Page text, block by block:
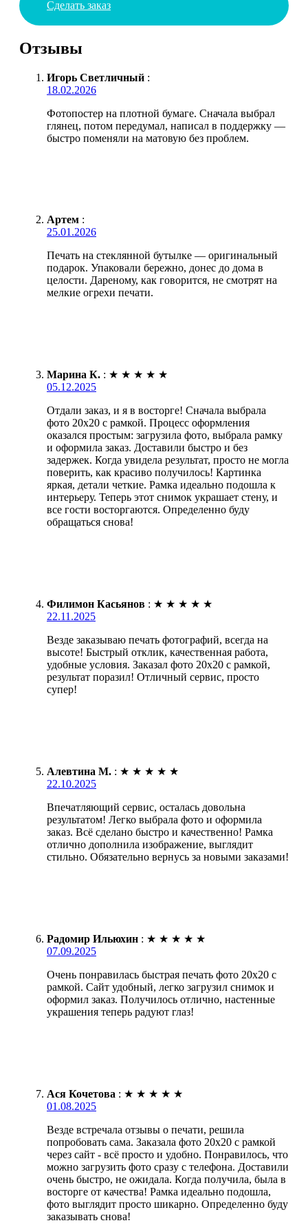
Сделать заказ
Отзывы
Игорь Светличный :
18.02.2026
Фотопостер на плотной бумаге. Сначала выбрал
глянец, потом передумал, написал в поддержку —
быстро поменяли на матовую без проблем.
Артем :
25.01.2026
Печать на стеклянной бутылке — оригинальный
подарок. Упаковали бережно, донес до дома в
целости. Дареному, как говорится, не смотрят на
мелкие огрехи печати.
Марина К. : ★ ★ ★ ★ ★
05.12.2025
Отдали заказ, и я в восторге! Сначала выбрала
фото 20х20 с рамкой. Процесс оформления
оказался простым: загрузила фото, выбрала рамку
и оформила заказ. Доставили быстро и без
задержек. Когда увидела результат, просто не могла
поверить, как красиво получилось! Картинка
яркая, детали четкие. Рамка идеально подошла к
интерьеру. Теперь этот снимок украшает стену, и
все гости восторгаются. Определенно буду
обращаться снова!
Филимон Касьянов : ★ ★ ★ ★ ★
22.11.2025
Везде заказываю печать фотографий, всегда на
высоте! Быстрый отклик, качественная работа,
удобные условия. Заказал фото 20х20 с рамкой,
результат поразил! Отличный сервис, просто
супер!
Алевтина М. : ★ ★ ★ ★ ★
22.10.2025
Впечатляющий сервис, осталась довольна
результатом! Легко выбрала фото и оформила
заказ. Всё сделано быстро и качественно! Рамка
отлично дополнила изображение, выглядит
стильно. Обязательно вернусь за новыми заказами!
Радомир Ильюхин : ★ ★ ★ ★ ★
07.09.2025
Очень понравилась быстрая печать фото 20х20 с
рамкой. Сайт удобный, легко загрузил снимок и
оформил заказ. Получилось отлично, настенные
украшения теперь радуют глаз!
Ася Кочетова : ★ ★ ★ ★ ★
01.08.2025
Везде встречала отзывы о печати, решила
попробовать сама. Заказала фото 20х20 с рамкой
через сайт - всё просто и удобно. Понравилось, что
можно загрузить фото сразу с телефона. Доставили
очень быстро, не ожидала. Когда получила, была в
восторге от качества! Рамка идеально подошла,
фото выглядит просто шикарно. Определенно буду
заказывать снова!